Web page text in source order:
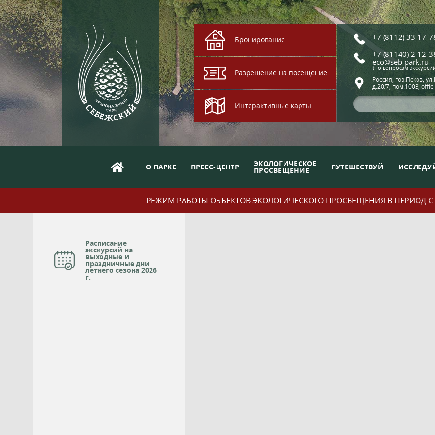
Бронирование
Разрешение на посещение
Интерактивные карты
+7 (8112) 33-17-
+7 (81140) 2-12-
eco@seb-park.ru
(по вопросам
Россия, гор.Псков,
д.20/7, пом.1003,
О ПАРКЕ ПРЕСС-ЦЕНТР ЭКОЛОГИЧЕСКОЕ
ПРОСВЕЩЕНИЕ ПУТЕШЕСТВУЙ
РЕЖИМ РАБОТЫ ОБЪЕКТОВ ЭКОЛОГИЧЕСКОГО ПРОСВЕЩЕНИЯ В ПЕРИОД С
Расписание
экскурсий на
выходные и
праздничные дни
летнего сезона 2026
г.